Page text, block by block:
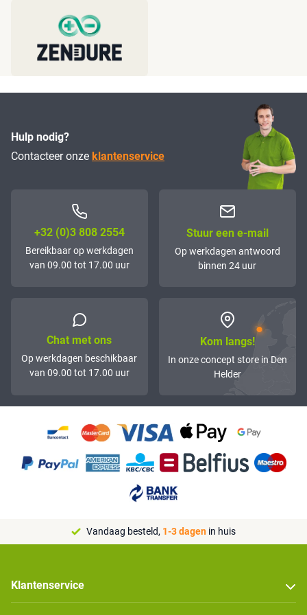
Hulp nodig?
Contacteer onze klantenservice
+32 (0)3 808 2554
Bereikbaar op werkdagen
van 09.00 tot 17.00 uur
Stuur een e-mail
Op werkdagen antwoord
binnen 24 uur
Chat met ons
Op werkdagen beschikbaar
van 09.00 tot 17.00 uur
Kom langs!
In onze concept store in Den
Helder
Vandaag besteld, 1-3 dagen in huis
Klantenservice